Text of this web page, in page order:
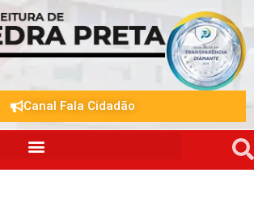
Canal Fala Cidadão